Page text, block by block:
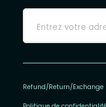
Refund/Return/Exchange